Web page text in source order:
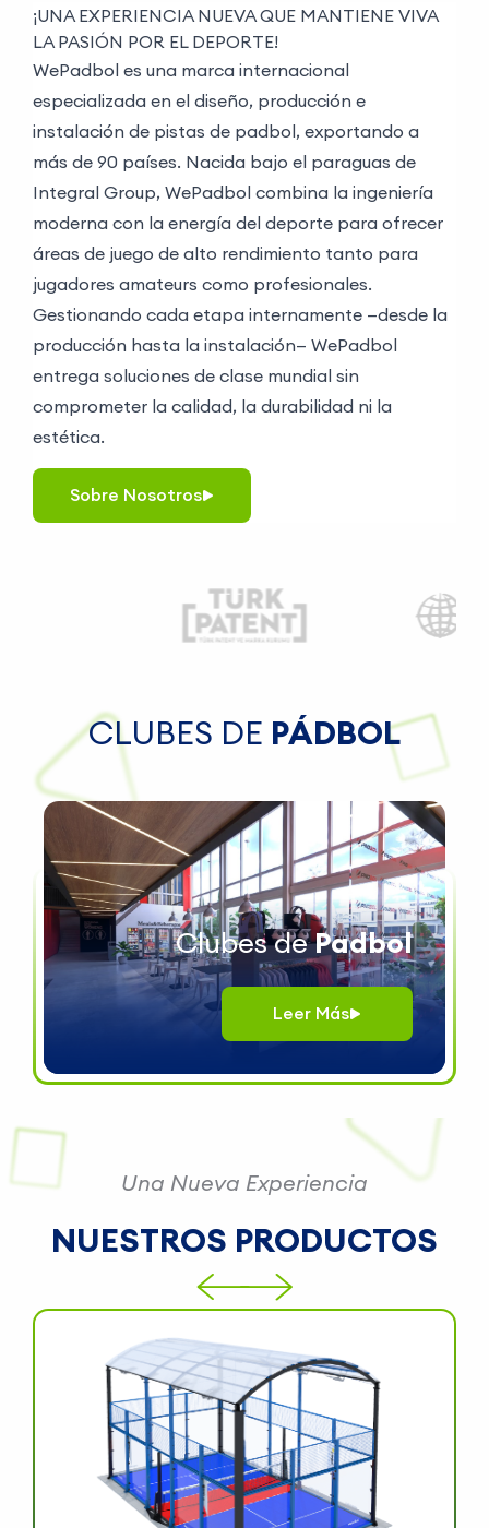
¡UNA EXPERIENCIA NUEVA QUE MANTIENE VIVA
LA PASIÓN POR EL DEPORTE!
WePadbol es una marca internacional
especializada en el diseño, producción e
instalación de pistas de padbol, exportando a
más de 90 países. Nacida bajo el paraguas de
Integral Group, WePadbol combina la ingeniería
moderna con la energía del deporte para ofrecer
áreas de juego de alto rendimiento tanto para
jugadores amateurs como profesionales.
Gestionando cada etapa internamente —desde la
producción hasta la instalación— WePadbol
entrega soluciones de clase mundial sin
comprometer la calidad, la durabilidad ni la
estética.
Sobre Nosotros
CLUBES DE PÁDBOL
Clubes dePadbol
Leer Más
Una Nueva Experiencia
NUESTROS PRODUCTOS